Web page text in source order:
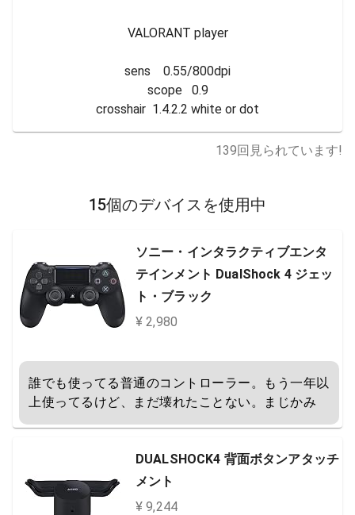
VALORANT player
sens    0.55/800dpi
scope   0.9
crosshair  1.4.2.2 white or dot
139回見られています!
15個のデバイスを使用中
ソニー・インタラクティブエンタ
テインメント DualShock 4 ジェッ
ト・ブラック
¥ 2,980
誰でも使ってる普通のコントローラー。もう一年以
上使ってるけど、まだ壊れたことない。まじかみ
DUALSHOCK4 背面ボタンアタッチ
メント
¥ 9,244